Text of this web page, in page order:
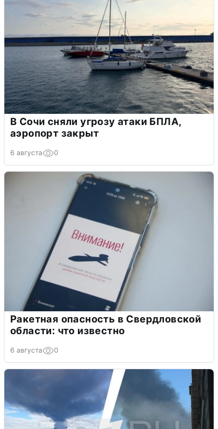
В Сочи сняли угрозу атаки БПЛА,
аэропорт закрыт
6 августа 0
Ракетная опасность в Свердловской
области: что известно
6 августа 0